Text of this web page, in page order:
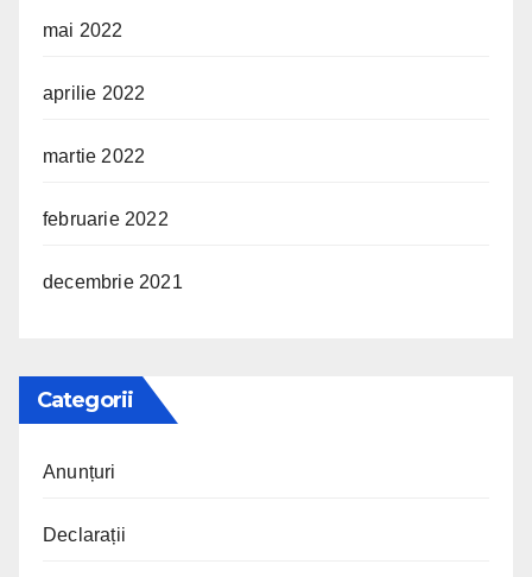
mai 2022
aprilie 2022
martie 2022
februarie 2022
decembrie 2021
Categorii
Anunțuri
Declarații